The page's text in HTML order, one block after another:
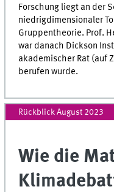
Forschung liegt an der
niedrigdimensionaler
Gruppentheorie. Prof.
war danach Dickson
akademischer Rat (auf
berufen wurde.
Rückblick August 2023
Wie die